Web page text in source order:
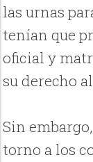
las urnas
tenían que
oficial y
su derecho
Sin
torno a los